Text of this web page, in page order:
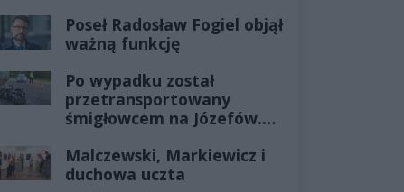
Poseł Radosław Fogiel objął
ważną funkcję
Po wypadku został
przetransportowany
śmigłowcem na Józefów.
żyłach
Malczewski, Markiewicz i
duchowa uczta